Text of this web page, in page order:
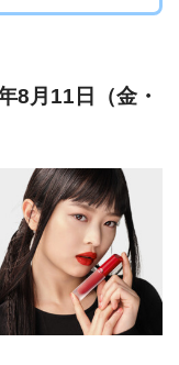
8月11日（金・